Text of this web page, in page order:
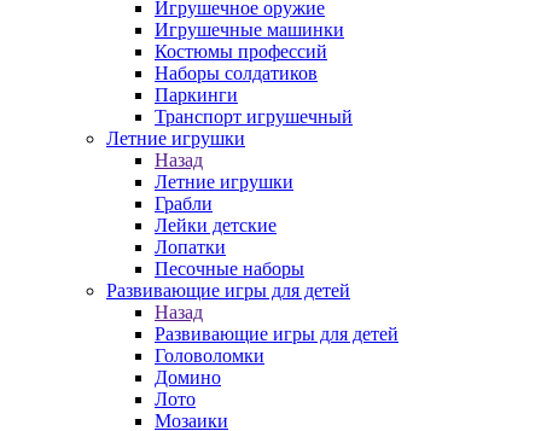
Игрушечное оружие
Игрушечные машинки
Костюмы профессий
Наборы солдатиков
Паркинги
Транспорт игрушечный
Летние игрушки
Назад
Летние игрушки
Грабли
Лейки детские
Лопатки
Песочные наборы
Развивающие игры для детей
Назад
Развивающие игры для детей
Головоломки
Домино
Лото
Мозаики